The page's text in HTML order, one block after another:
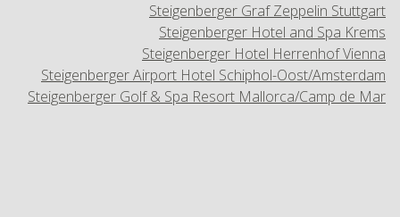
Steigenberger Graf Zeppelin Stuttgart
Steigenberger Hotel and Spa Krems
Steigenberger Hotel Herrenhof Vienna
Steigenberger Airport Hotel Schiphol-Oost/Amsterdam
Steigenberger Golf & Spa Resort Mallorca/Camp de Mar